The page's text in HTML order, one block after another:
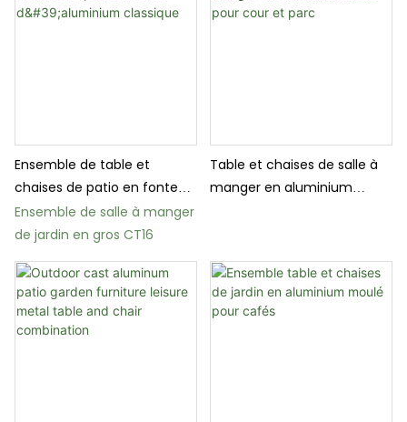
Ensemble de table et
chaises de patio en fonte
d'aluminium classique
Ensemble de salle à manger
de jardin en gros CT16
Table et chaises de salle à
manger en aluminium